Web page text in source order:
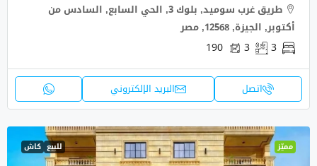
طريق غرب سوميد, بلوك 3, الحي السابع, السادس من
أكتوبر, الجيزة, 12568, مصر
3
3
190
اتصل البريد الإلكتروني
مميّز للبيع كاش